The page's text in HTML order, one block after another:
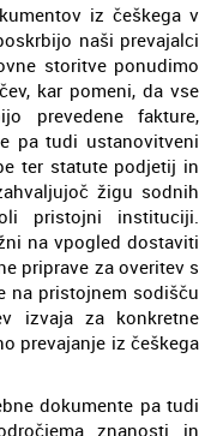
iz češkega v
naši prevajalci
storitve ponudimo
kar pomeni, da vse
prevedene fakture,
pa tudi ustanovitveni
ter statute podjetij in
žigu sodnih
pristojni instituciji.
na vpogled dostaviti
priprave za overitev s
na pristojnem sodišču
izvaja za konkretne
prevajanje iz češkega
dokumente pa tudi
znanosti in